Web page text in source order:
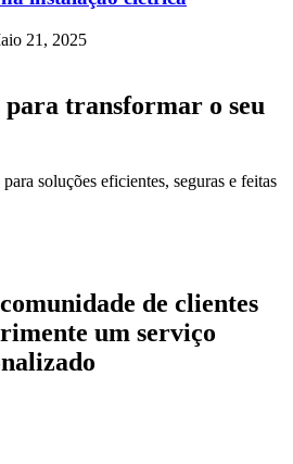
21, 2025
para transformar o seu
soluções eficientes, seguras e feitas
de clientes
um serviço